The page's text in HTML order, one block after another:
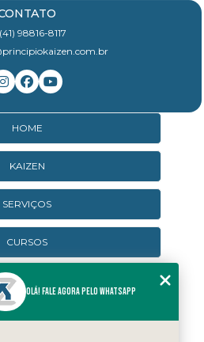
98816-8117
HOME
KAIZEN
SERVIÇOS
CURSOS
ONLINE
Olá! Fale agora pelo WhatsApp